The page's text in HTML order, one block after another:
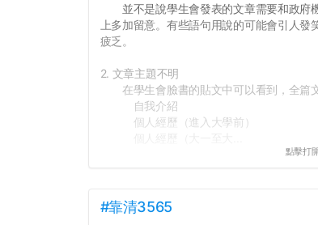
並不是說學生會發表的文章需要和政府
上多加留意。有些語句用說的可能會引人
疲乏。
2. 文章主題不明
在學生會臉書的貼文中可以看到，全篇
自我介紹
個人經歷（進入大學前）
點擊打
#靠清3565